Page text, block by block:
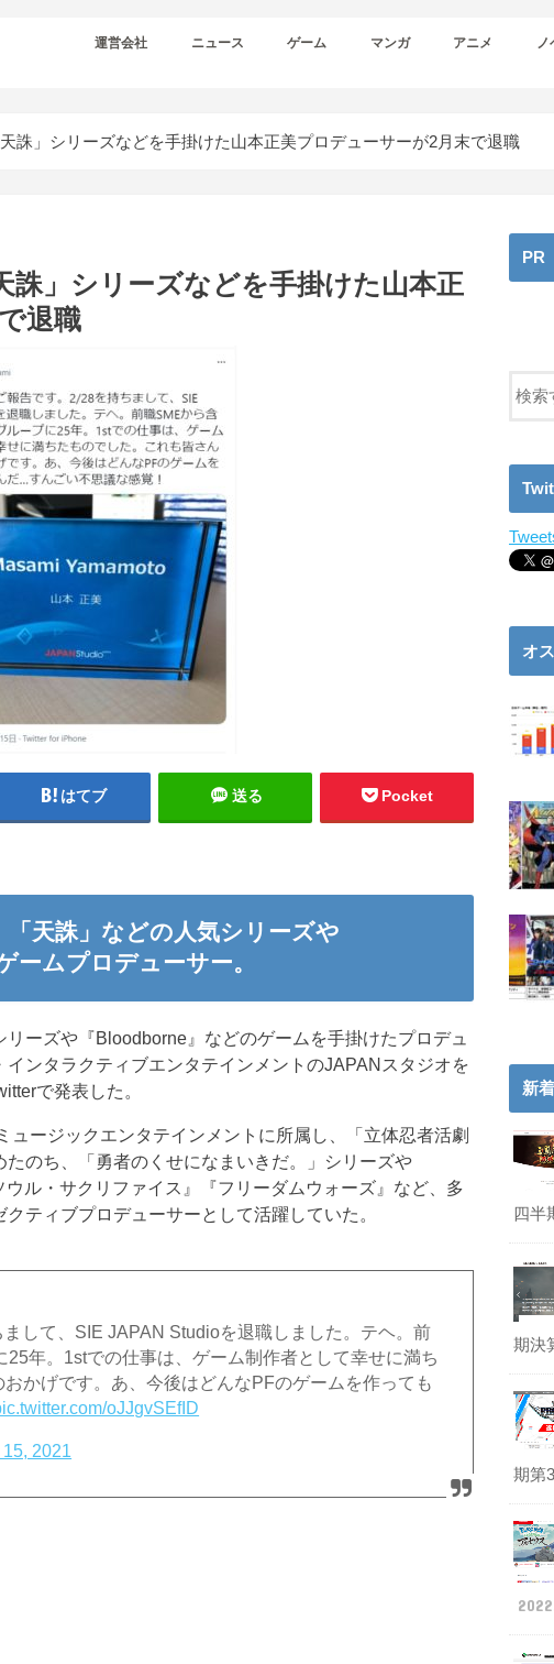
運営会社 ニュース ゲーム マンガ アニメ ノ
誅」シリーズなどを手掛けた山本正美プロデューサーが2月末で退職
誅」シリーズなどを手掛けた山本正
退職
はてブ 送る Pocket
「天誅」などの人気シリーズや
ームプロデューサー。
リーズや『Bloodborne』などのゲームを手掛けたプロデュ
ンタラクティブエンタテインメントのJAPANスタジオを
で発表した。
ュージックエンタテインメントに所属し、「立体忍者活劇
のち、「勇者のくせになまいきだ。」シリーズや
ル・サクリファイス』『フリーダムウォーズ』など、多
ティブプロデューサーとして活躍していた。
して、SIE JAPAN Studioを退職しました。テヘ。前
年。1stでの仕事は、ゲーム制作者として幸せに満ち
かげです。あ、今後はどんなPFのゲームを作っても
oJJgvSEfID
15, 2021
PR
オ
新
四半
期決
期第